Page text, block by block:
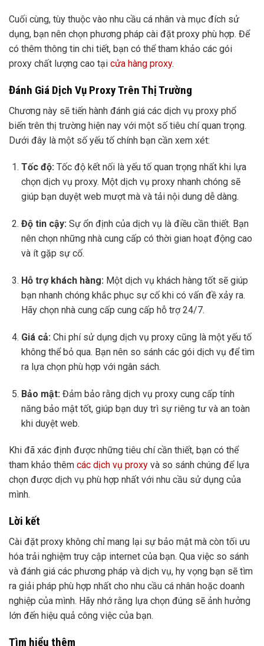
Cuối cùng, tùy thuộc vào nhu cầu cá nhân và mục đích sử
dụng, bạn nên chọn phương pháp cài đặt proxy phù hợp. Để
có thêm thông tin chi tiết, bạn có thể tham khảo các gói
proxy chất lượng cao tại cửa hàng proxy.
Đánh Giá Dịch Vụ Proxy Trên Thị Trường
Chương này sẽ tiến hành đánh giá các dịch vụ proxy phổ
biến trên thị trường hiện nay với một số tiêu chí quan trọng.
Dưới đây là một số yếu tố chính bạn cần xem xét:
Tốc độ: Tốc độ kết nối là yếu tố quan trọng nhất khi lựa
chọn dịch vụ proxy. Một dịch vụ proxy nhanh chóng sẽ
giúp bạn duyệt web mượt mà và tải nội dung dễ dàng.
Độ tin cậy: Sự ổn định của dịch vụ là điều cần thiết. Bạn
nên chọn những nhà cung cấp có thời gian hoạt động cao
và ít gặp sự cố.
Hỗ trợ khách hàng: Một dịch vụ khách hàng tốt sẽ giúp
bạn nhanh chóng khắc phục sự cố khi có vấn đề xảy ra.
Hãy chọn nhà cung cấp cung cấp hỗ trợ 24/7.
Giá cả: Chi phí sử dụng dịch vụ proxy cũng là một yếu tố
không thể bỏ qua. Bạn nên so sánh các gói dịch vụ để tìm
ra lựa chọn phù hợp với ngân sách.
Bảo mật: Đảm bảo rằng dịch vụ proxy cung cấp tính
năng bảo mật tốt, giúp bạn duy trì sự riêng tư và an toàn
khi duyệt web.
Khi đã xác định được những tiêu chí cần thiết, bạn có thể
tham khảo thêm các dịch vụ proxy và so sánh chúng để lựa
chọn được dịch vụ phù hợp nhất với nhu cầu sử dụng của
mình.
Lời kết
Cài đặt proxy không chỉ mang lại sự bảo mật mà còn tối ưu
hóa trải nghiệm truy cập internet của bạn. Qua việc so sánh
và đánh giá các phương pháp và dịch vụ, hy vọng bạn sẽ tìm
ra giải pháp phù hợp nhất cho nhu cầu cá nhân hoặc doanh
nghiệp của mình. Hãy nhớ rằng lựa chọn đúng sẽ ảnh hưởng
lớn đến hiệu quả công việc của bạn.
Tìm hiểu thêm